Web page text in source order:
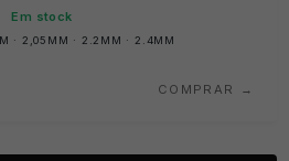
Em stock
· 2,05MM · 2.2MM · 2.4MM
COMPRAR